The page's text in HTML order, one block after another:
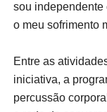
sou independente
o meu sofrimento
Entre as
iniciativa, a
percussão